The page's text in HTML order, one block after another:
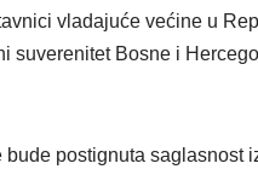
vladajuće većine u
suverenitet Bosne i
postignuta saglasnost